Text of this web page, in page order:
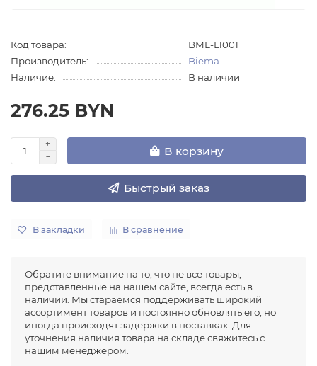
Код товара:
BML-L1001
Производитель:
Biema
Наличие:
В наличии
276.25 BYN
В корзину
Быстрый заказ
В закладки В сравнение
Обратите внимание на то, что не все товары,
представленные на нашем сайте, всегда есть в
наличии. Мы стараемся поддерживать широкий
ассортимент товаров и постоянно обновлять его, но
иногда происходят задержки в поставках. Для
уточнения наличия товара на складе свяжитесь с
нашим менеджером.